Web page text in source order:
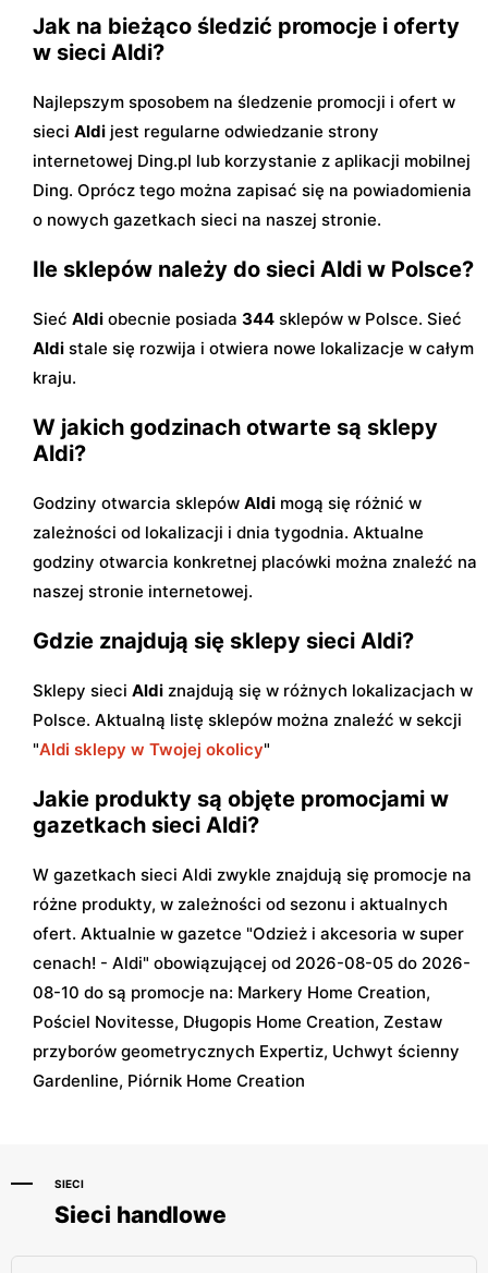
Jak na bieżąco śledzić promocje i oferty
w sieci Aldi?
Najlepszym sposobem na śledzenie promocji i ofert w
sieci Aldi jest regularne odwiedzanie strony
internetowej Ding.pl lub korzystanie z aplikacji mobilnej
Ding. Oprócz tego można zapisać się na powiadomienia
o nowych gazetkach sieci na naszej stronie.
Ile sklepów należy do sieci Aldi w Polsce?
Sieć Aldi obecnie posiada 344 sklepów w Polsce. Sieć
Aldi stale się rozwija i otwiera nowe lokalizacje w całym
kraju.
W jakich godzinach otwarte są sklepy
Aldi?
Godziny otwarcia sklepów Aldi mogą się różnić w
zależności od lokalizacji i dnia tygodnia. Aktualne
godziny otwarcia konkretnej placówki można znaleźć na
naszej stronie internetowej.
Gdzie znajdują się sklepy sieci Aldi?
Sklepy sieci Aldi znajdują się w różnych lokalizacjach w
Polsce. Aktualną listę sklepów można znaleźć w sekcji
"Aldi sklepy w Twojej okolicy"
Jakie produkty są objęte promocjami w
gazetkach sieci Aldi?
W gazetkach sieci Aldi zwykle znajdują się promocje na
różne produkty, w zależności od sezonu i aktualnych
ofert. Aktualnie w gazetce "Odzież i akcesoria w super
cenach! - Aldi" obowiązującej od 2026-08-05 do 2026-
08-10 do są promocje na: Markery Home Creation,
Pościel Novitesse, Długopis Home Creation, Zestaw
przyborów geometrycznych Expertiz, Uchwyt ścienny
Gardenline, Piórnik Home Creation
SIECI
Sieci handlowe